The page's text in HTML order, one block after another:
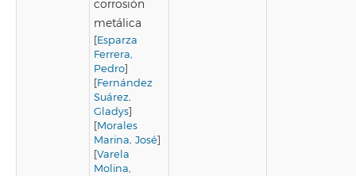
corrosión
metálica
[Esparza
Ferrera,
Pedro]
[Fernández
Suárez,
Gladys]
[Morales
Marina, José]
[Varela
Molina,